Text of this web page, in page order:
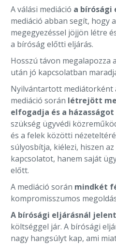
A válási mediáció a
mediáció abban segít, hogy
megegyezéssel jöjjön létre
a bíróság előtti eljárás.
Hosszú távon megalapozza
után jó kapcsolatban
Nyilvántartott mediátorként
mediáció során létrejött
elfogadja és a
szükség ügyvédi
és a felek közötti
súlyosbítja, kiélezi, hiszen
kapcsolatot, hanem saját
előtt.
A mediáció során mindkét
kompromisszumos
A bírósági eljárásnál
költséggel jár. A bírósági
nagy hangsúlyt kap, ami